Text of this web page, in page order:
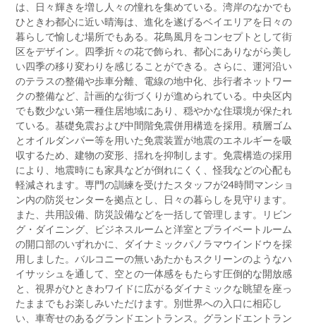
は、日々輝きを増し人々の憧れを集めている。湾岸のなかでも
ひときわ都心に近い晴海は、進化を遂げるベイエリアを日々の
暮らしで愉しむ場所でもある。花鳥風月をコンセプトとして街
区をデザイン。四季折々の花で飾られ、都心にありながら美し
い四季の移り変わりを感じることができる。さらに、運河沿い
のテラスの整備や歩車分離、電線の地中化、歩行者ネットワー
クの整備など、計画的な街づくりが進められている。中央区内
でも数少ない第一種住居地域にあり、穏やかな住環境が保たれ
ている。基礎免震および中間階免震併用構造を採用。積層ゴム
とオイルダンパー等を用いた免震装置が地震のエネルギーを吸
収するため、建物の変形、揺れを抑制します。免震構造の採用
により、地震時にも家具などが倒れにくく、怪我などの心配も
軽減されます。専門の訓練を受けたスタッフが24時間マンショ
ン内の防災センターを拠点とし、日々の暮らしを見守ります。
また、共用設備、防災設備などを一括して管理します。リビン
グ・ダイニング、ビジネスルームと洋室とプライベートルーム
の開口部のいずれかに、ダイナミックパノラマウインドウを採
用しました。バルコニーの無いあたかもスクリーンのようなハ
イサッシュを通して、空との一体感をもたらす圧倒的な開放感
と、視界がひときわワイドに広がるダイナミックな眺望を座っ
たままでもお楽しみいただけます。別世界への入口に相応し
い、車寄せのあるグランドエントランス。グランドエントラン